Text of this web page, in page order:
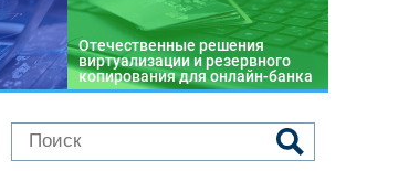
Отечественные решения
виртуализации и резервного
копирования для онлайн-банка